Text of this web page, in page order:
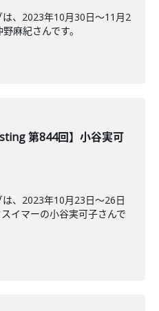
、2023年10月30日〜11月2
麻紀さんです。
第844回】小谷実可
、2023年10月23日〜26日
イマーの小谷実可子さんで